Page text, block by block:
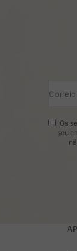
Os
seu